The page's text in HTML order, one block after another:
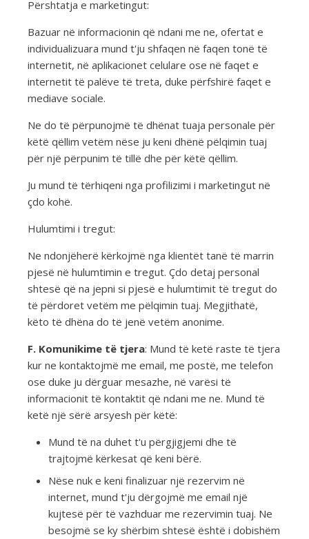
Përshtatja e marketingut:
Bazuar në informacionin që ndani me ne, ofertat e
individualizuara mund t'ju shfaqen në faqen tonë të
internetit, në aplikacionet celulare ose në faqet e
internetit të palëve të treta, duke përfshirë faqet e
mediave sociale.
Ne do të përpunojmë të dhënat tuaja personale për
këtë qëllim vetëm nëse ju keni dhënë pëlqimin tuaj
për një përpunim të tillë dhe për këtë qëllim.
Ju mund të tërhiqeni nga profilizimi i marketingut në
çdo kohë.
Hulumtimi i tregut:
Ne ndonjëherë kërkojmë nga klientët tanë të marrin
pjesë në hulumtimin e tregut. Çdo detaj personal
shtesë që na jepni si pjesë e hulumtimit të tregut do
të përdoret vetëm me pëlqimin tuaj. Megjithatë,
këto të dhëna do të jenë vetëm anonime.
F. Komunikime të tjera: Mund të ketë raste të tjera
kur ne kontaktojmë me email, me postë, me telefon
ose duke ju dërguar mesazhe, në varësi të
informacionit të kontaktit që ndani me ne. Mund të
ketë një sërë arsyesh për këtë:
Mund të na duhet t'u përgjigjemi dhe të
trajtojmë kërkesat që keni bërë.
Nëse nuk e keni finalizuar një rezervim në
internet, mund t'ju dërgojmë me email një
kujtesë për të vazhduar me rezervimin tuaj. Ne
besojmë se ky shërbim shtesë është i dobishëm